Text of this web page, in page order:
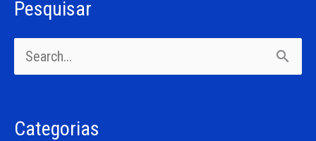
Pesquisar
s
Categorias
C
a
g